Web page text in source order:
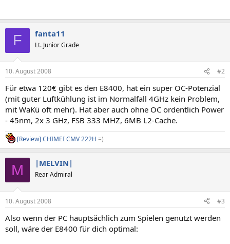
F fanta11
Lt. Junior Grade
10. August 2008 #2
Für etwa 120€ gibt es den E8400, hat ein super OC-Potenzial
(mit guter Luftkühlung ist im Normalfall 4GHz kein Problem,
mit WaKü oft mehr). Hat aber auch ohne OC ordentlich Power
- 45nm, 2x 3 GHz, FSB 333 MHZ, 6MB L2-Cache.
[Review] CHIMEI CMV 222H =)
M |MELVIN|
Rear Admiral
10. August 2008 #3
Also wenn der PC hauptsächlich zum Spielen genutzt werden
soll, wäre der E8400 für dich optimal: